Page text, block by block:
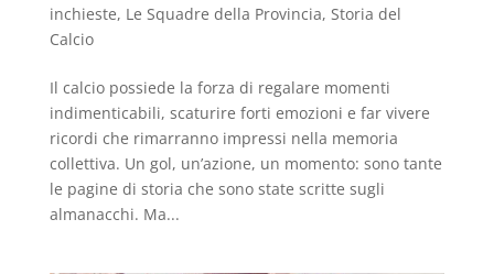
inchieste, Le Squadre della Provincia, Storia del
Calcio
Il calcio possiede la forza di regalare momenti
indimenticabili, scaturire forti emozioni e far vivere
ricordi che rimarranno impressi nella memoria
collettiva. Un gol, un’azione, un momento: sono tante
le pagine di storia che sono state scritte sugli
almanacchi. Ma...